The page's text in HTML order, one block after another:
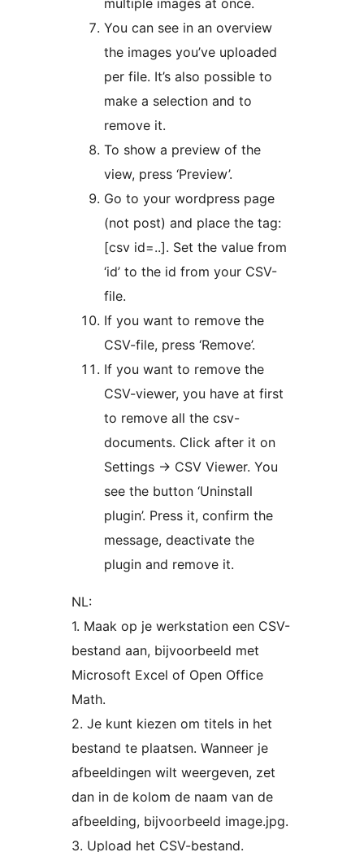
multiple images at once.
You can see in an overview
the images you’ve uploaded
per file. It’s also possible to
make a selection and to
remove it.
To show a preview of the
view, press ‘Preview’.
Go to your wordpress page
(not post) and place the tag:
[csv id=..]. Set the value from
‘id’ to the id from your CSV-
file.
If you want to remove the
CSV-file, press ‘Remove’.
If you want to remove the
CSV-viewer, you have at first
to remove all the csv-
documents. Click after it on
Settings -> CSV Viewer. You
see the button ‘Uninstall
plugin’. Press it, confirm the
message, deactivate the
plugin and remove it.
NL:
1. Maak op je werkstation een CSV-
bestand aan, bijvoorbeeld met
Microsoft Excel of Open Office
Math.
2. Je kunt kiezen om titels in het
bestand te plaatsen. Wanneer je
afbeeldingen wilt weergeven, zet
dan in de kolom de naam van de
afbeelding, bijvoorbeeld image.jpg.
3. Upload het CSV-bestand.